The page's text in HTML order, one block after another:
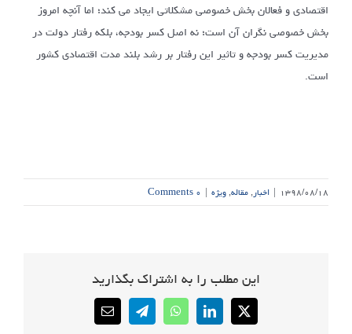
اقتصادی و فعالان بخش خصوصی مشکلاتی ایجاد می کند؛ اما آنچه امروز
بخش خصوصی نگران آن است؛ نه اصل کسر بودجه، بلکه رفتار دولت در
مدیریت کسر بودجه و تاثیر این رفتار بر رشد بلند مدت اقتصادی کشور
است.
۱۳۹۸/۰۸/۱۸ | اخبار,مقاله,ویژه | ۰ Comments
این مطلب را به اشتراک بگذارید
X
LinkedIn
WhatsApp
Telegram
Email